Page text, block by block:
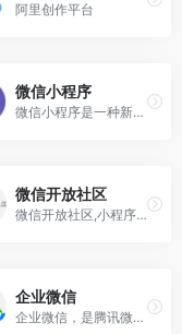
阿里创作平台
微信小程序
微信小程序是一种新的开放能力，开发者可以快速地开发一个小程序。小程序可以在微信内被便捷地获取和传播，同时具有出色的使用体验。
微信开放社区
微信开放社区,小程序,微信服务市场,微信服务平台,微信学堂
企业微信
企业微信，是腾讯微信团队为企业打造的专业办公管理工具。与微信一致的沟通体验，丰富免费的OA应用，并与微信消息、小程序、微信支付等互通，助力企业高效办公和管理。全面安全保...